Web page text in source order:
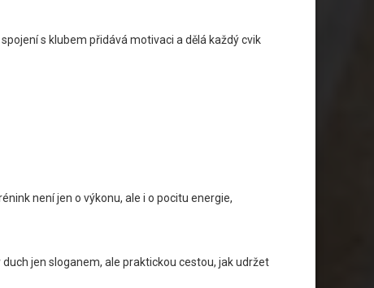
s klubem přidává motivaci a dělá každý cvik
není jen o výkonu, ale i o pocitu energie,
jen sloganem, ale praktickou cestou, jak udržet